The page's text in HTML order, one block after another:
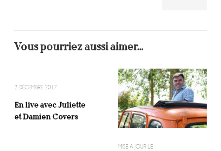
Vous pourriez aussi aimer...
2 DÉCEMBRE 2017
En live avec Juliette
et Damien Covers
MISE À JOUR LE